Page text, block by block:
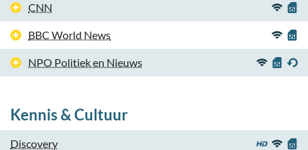
CNN
BBC World News
NPO Politiek en Nieuws
Kennis & Cultuur
Discovery